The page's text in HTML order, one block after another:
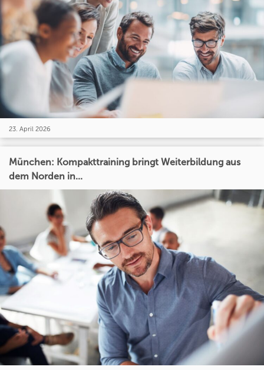
23. April 2026
München: Kompakttraining bringt Weiterbildung aus
dem Norden in...